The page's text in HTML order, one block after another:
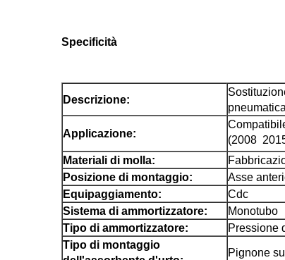
Specificità
Descrizione:
pneumatica
Applicazione:
(2008 
Materiali di molla:
Posizione di montaggio:
Asse
Equipaggiamento:
Cdc
Sistema di ammortizzatore:
Monotubo
Tipo di ammortizzatore:
Pressione
Tipo di montaggio
Pignone